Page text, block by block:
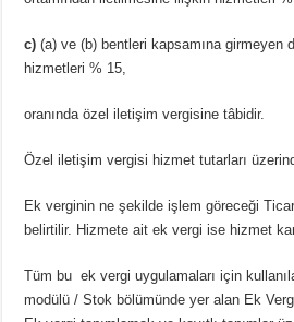
c) (a) ve (b) bentleri kapsamına girmeyen
hizmetleri % 15,
oranında özel iletişim vergisine tâbidir.
Özel iletişim vergisi hizmet tutarları
Ek verginin ne şekilde işlem göreceği
belirtilir. Hizmete ait ek vergi ise hizmet
Tüm bu ek vergi uygulamaları için
modülü / Stok bölümünde yer alan Ek